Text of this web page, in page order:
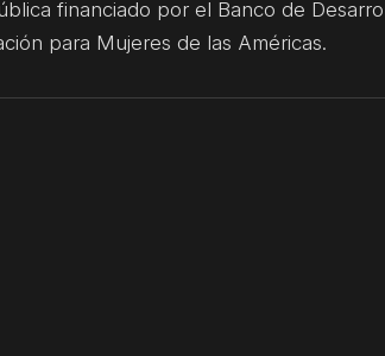
financiado por el Banco de
para Mujeres de las Américas.